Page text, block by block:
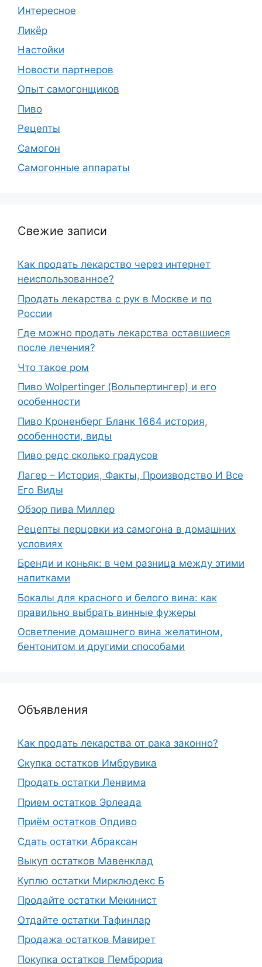
Интересное
Ликёр
Настойки
Новости партнеров
Опыт самогонщиков
Пиво
Рецепты
Самогон
Самогонные аппараты
Свежие записи
Как продать лекарство через интернет
неиспользованное?
Продать лекарства с рук в Москве и по
России
Где можно продать лекарства оставшиеся
после лечения?
Что такое ром
Пиво Wolpertinger (Вольпертингер) и его
особенности
Пиво Кроненберг Бланк 1664 история,
особенности, виды
Пиво редс сколько градусов
Лагер – История, Факты, Производство И Все
Его Виды
Обзор пива Миллер
Рецепты перцовки из самогона в домашних
условиях
Бренди и коньяк: в чем разница между этими
напитками
Бокалы для красного и белого вина: как
правильно выбрать винные фужеры
Осветление домашнего вина желатином,
бентонитом и другими способами
Объявления
Как продать лекарства от рака законно?
Скупка остатков Имбрувика
Продать остатки Ленвима
Прием остатков Эрлеада
Приём остатков Опдиво
Сдать остатки Абраксан
Выкуп остатков Мавенклад
Куплю остатки Мирклюдекс Б
Продайте остатки Мекинист
Отдайте остатки Тафинлар
Продажа остатков Мавирет
Покупка остатков Пемброриа